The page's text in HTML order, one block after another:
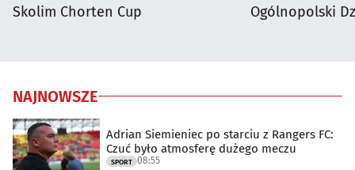
Skolim Chorten Cup Ogólnopolski
NAJNOWSZE
Adrian Siemieniec po starciu z Rangers FC:
Czuć było atmosferę dużego meczu
SPORT 08:55